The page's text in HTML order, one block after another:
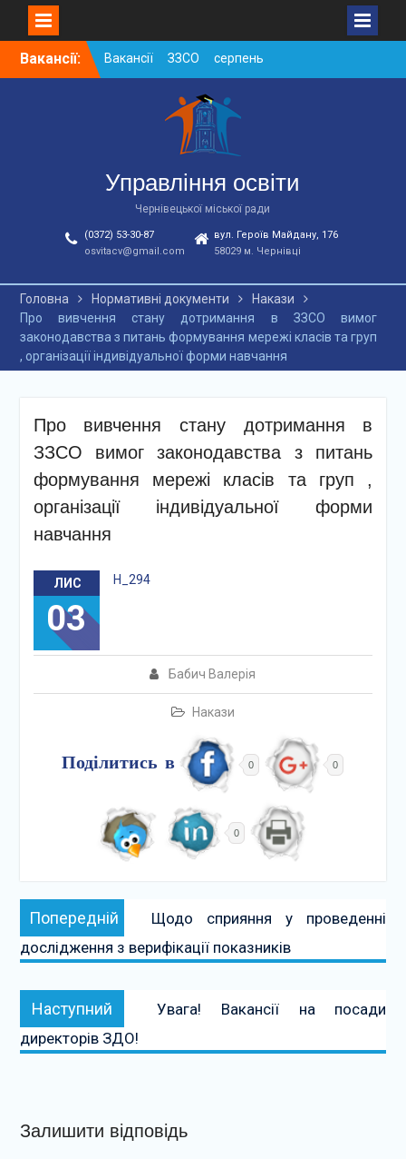
SkipВакансії:
Вакансії ЗЗСО серпень
2026
Вакансії ЗЗСО червень
Вакансії у ЗДО та
дошкільних підрозділах
ЗЗСО станом на
01.08.2026 р.
Управління освіти
Чернівецької міської ради
(0372) 53-30-87
osvitacv@gmail.com
вул. Героїв Майдану, 176
58029 м. Чернівці
Головна Нормативні документи
Накази
Про вивчення стану дотримання в ЗЗСО вимог
законодавства з питань формування мережі класів та груп
, організації індивідуальної форми навчання
Про вивчення стану дотримання в
ЗЗСО вимог законодавства з питань
формування мережі класів та груп ,
організації індивідуальної форми
навчання
ЛИС
03
Бабич Валерія
Накази
Н_294
Поділитись в 0 0
0
Навігація
записів
Попередній Попередній:
Щодо сприяння у проведенні
дослідження з верифікації показників
Наступний Наступний:
Увага! Вакансії на посади
директорів ЗДО!
Залишити відповідь